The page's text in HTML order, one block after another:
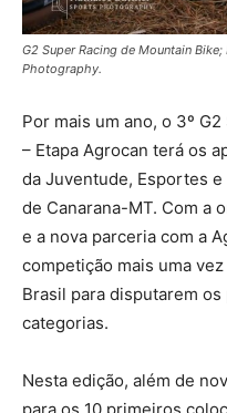
G2 Super Racing de Mountain
Photography.
Por mais um ano, o 3º
– Etapa Agrocan terá os
da Juventude, Esportes e
de Canarana-MT. Com a
e a nova parceria com a
competição mais uma
Brasil para disputarem
categorias.
Nesta edição, além de